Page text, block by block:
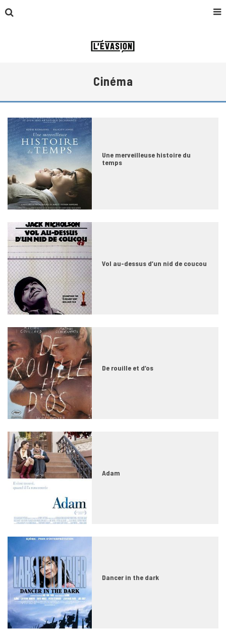
Cinéma
Une merveilleuse histoire du
temps
Vol au-dessus d’un nid de coucou
De rouille et d’os
Adam
Dancer in the dark